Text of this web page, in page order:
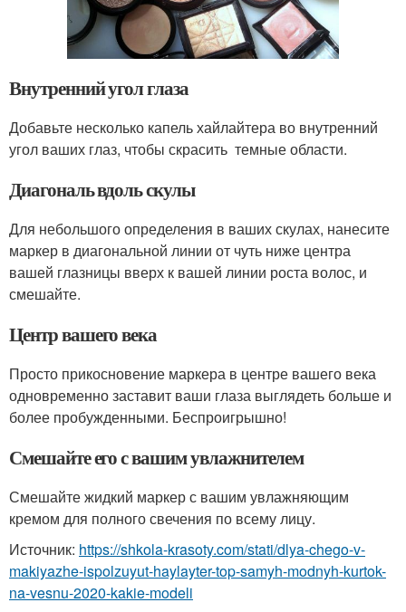
Внутренний угол глаза
Добавьте несколько капель хайлайтера во внутренний
угол ваших глаз, чтобы скрасить темные области.
Диагональ вдоль скулы
Для небольшого определения в ваших скулах, нанесите
маркер в диагональной линии от чуть ниже центра
вашей глазницы вверх к вашей линии роста волос, и
смешайте.
Центр вашего века
Просто прикосновение маркера в центре вашего века
одновременно заставит ваши глаза выглядеть больше и
более пробужденными. Беспроигрышно!
Смешайте его с вашим увлажнителем
Смешайте жидкий маркер с вашим увлажняющим
кремом для полного свечения по всему лицу.
Источник: https://shkola-krasoty.com/stati/dlya-chego-v-
makiyazhe-ispolzuyut-haylayter-top-samyh-modnyh-kurtok-
na-vesnu-2020-kakie-modeli